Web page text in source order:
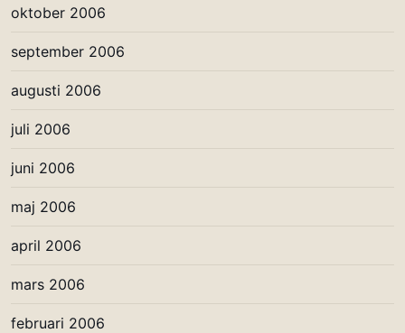
oktober 2006
september 2006
augusti 2006
juli 2006
juni 2006
maj 2006
april 2006
mars 2006
februari 2006